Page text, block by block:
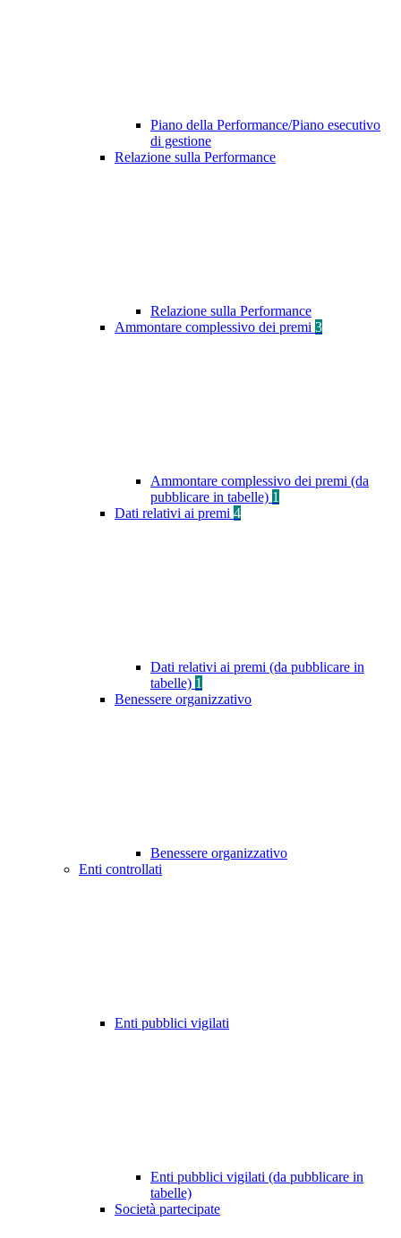
Piano della Performance/Piano esecutivo
di gestione
Relazione sulla Performance
Relazione sulla Performance
Ammontare complessivo dei premi 3
Ammontare complessivo dei premi (da
pubblicare in tabelle) 1
Dati relativi ai premi 4
Dati relativi ai premi (da pubblicare in
tabelle) 1
Benessere organizzativo
Benessere organizzativo
Enti controllati
Enti pubblici vigilati
Enti pubblici vigilati (da pubblicare in
tabelle)
Società partecipate